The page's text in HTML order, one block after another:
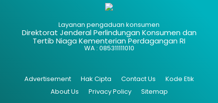
Layanan pengaduan konsumen
Direktorat Jenderal Perlindungan Konsumen dan
Tertib Niaga Kementerian Perdagangan RI
WA : 085311111010
Advertisement Hak Cipta Contact Us
Kode Etik
About Us
Privacy Policy Sitemap